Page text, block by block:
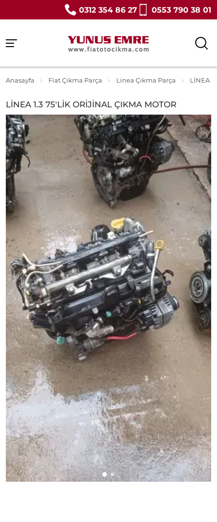
0312 354 86 27 0553 790 38 01
Anasayfa Fiat Çıkma Parça Linea Çıkma Parça LİNEA
LİNEA 1.3 75'LİK ORİJİNAL ÇIKMA MOTOR
Linea 1.3 75'lik Orijinal Çıkma Motor
Ürün Kodu:
Kategori:
Linea Çıkma Parça
Durumu:
İkinci El
Stok Durumu:
Stokta Var
Telefon: +90553 790 38 01
Paylaş